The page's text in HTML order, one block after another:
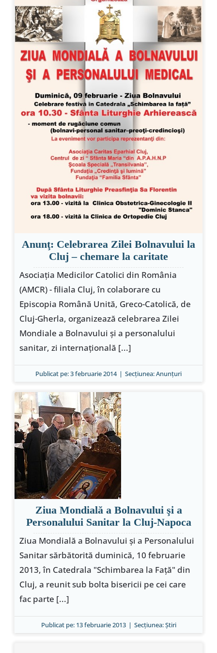
Special
Anunţ: Celebrarea Zilei Bolnavului la
Cluj – chemare la caritate
Asociaţia Medicilor Catolici din România
(AMCR) - filiala Cluj, în colaborare cu
Episcopia Română Unită, Greco-Catolică, de
Cluj-Gherla, organizează celebrarea Zilei
Mondiale a Bolnavului şi a personalului
sanitar, zi internaţională [...]
Publicat pe: 3 februarie 2014 | Secțiunea:Anunţuri
Ziua Mondială a Bolnavului şi a
Personalului Sanitar la Cluj-Napoca
Ziua Mondială a Bolnavului şi a Personalului
Sanitar sărbătorită duminică, 10 februarie
2013, în Catedrala "Schimbarea la Faţă" din
Cluj, a reunit sub bolta bisericii pe cei care
fac parte [...]
Publicat pe: 13 februarie 2013 | Secțiunea:Ştiri